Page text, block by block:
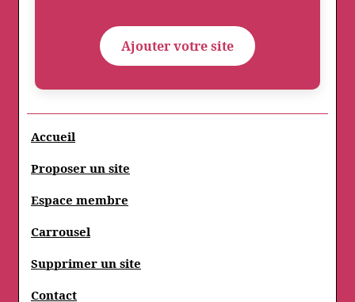
Ajouter votre site
Accueil
Proposer un site
Espace membre
Carrousel
Supprimer un site
Contact